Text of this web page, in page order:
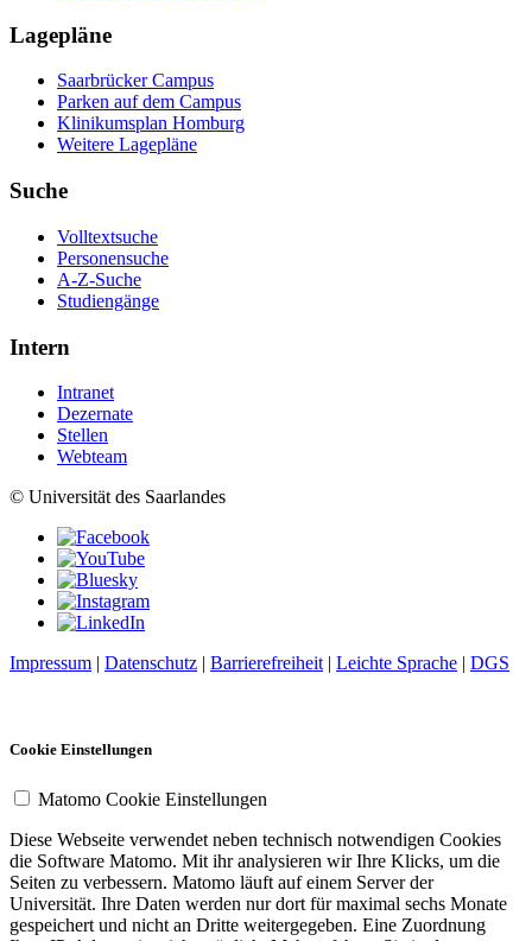
Lagepläne
Saarbrücker Campus
Parken auf dem Campus
Klinikumsplan Homburg
Weitere Lagepläne
Suche
Volltextsuche
Personensuche
A-Z-Suche
Studiengänge
Intern
Intranet
Dezernate
Stellen
Webteam
© Universität des Saarlandes
Impressum | Datenschutz | Barrierefreiheit | Leichte Sprache | DGS
Cookie Einstellungen
Matomo Cookie Einstellungen
Diese Webseite verwendet neben technisch notwendigen Cookies
die Software Matomo. Mit ihr analysieren wir Ihre Klicks, um die
Seiten zu verbessern. Matomo läuft auf einem Server der
Universität. Ihre Daten werden nur dort für maximal sechs Monate
gespeichert und nicht an Dritte weitergegeben. Eine Zuordnung